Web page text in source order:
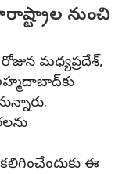
నుంచి
మధ్యప్రదేశ్,
ఈ